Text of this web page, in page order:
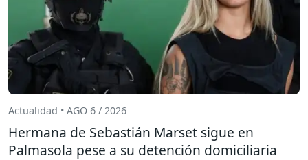
Actualidad • AGO 6 / 2026
Hermana de Sebastián Marset sigue en
Palmasola pese a su detención domiciliaria